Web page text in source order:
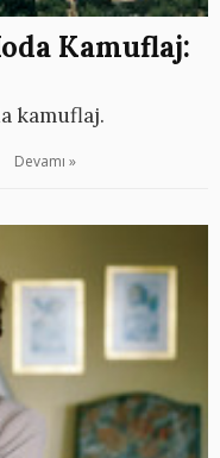
Kamuflaj:
kamuflaj.
Devamı »